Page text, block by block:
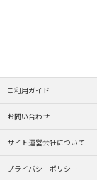
ご利用ガイド
お問い合わせ
サイト運営会社について
プライバシーポリシー